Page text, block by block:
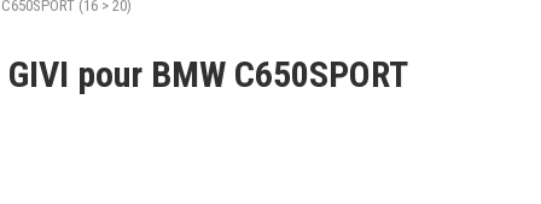
(16 > 20)
pour BMW C650SPORT